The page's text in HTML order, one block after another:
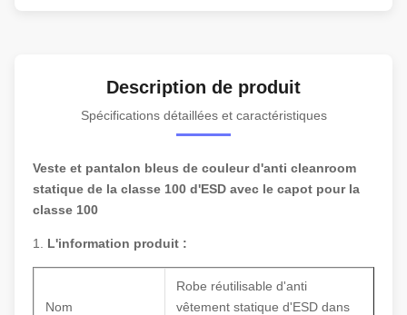
Description de produit
Spécifications détaillées et caractéristiques
Veste et pantalon bleus de couleur d'anti cleanroom
statique de la classe 100 d'ESD avec le capot pour la
classe 100
1. L'information produit :
Nom
Robe réutilisable d'anti
vêtement statique d'ESD dans